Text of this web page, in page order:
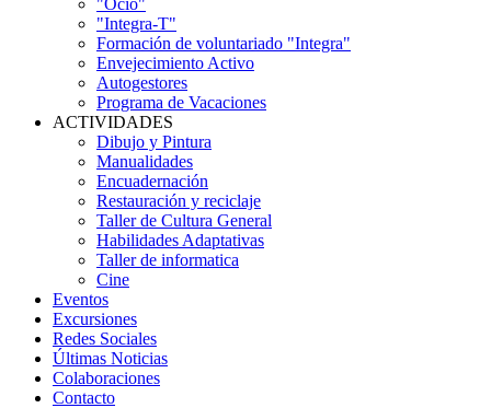
"Integra-T"
Formación de voluntariado "Integra"
Envejecimiento Activo
Autogestores
Programa de Vacaciones
ACTIVIDADES
Dibujo y Pintura
Manualidades
Encuadernación
Restauración y reciclaje
Taller de Cultura General
Habilidades Adaptativas
Taller de informatica
Cine
Eventos
Excursiones
Redes Sociales
Últimas Noticias
Colaboraciones
Contacto